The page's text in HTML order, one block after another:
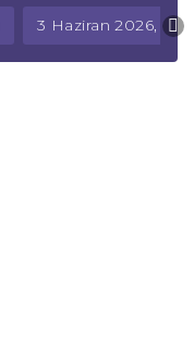
3 Haziran 2026,